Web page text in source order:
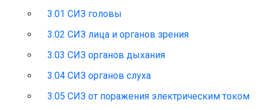
3.01 СИЗ головы
3.02 СИЗ лица и органов зрения
3.03 СИЗ органов дыхания
3.04 СИЗ органов слуха
3.05 СИЗ от поражения электрическим током